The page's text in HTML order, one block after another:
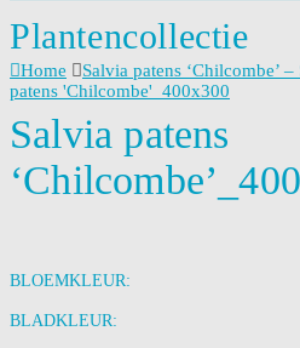
Plantencollectie
Home Salvia patens ‘Chilcombe’
patens 'Chilcombe'_400x300
Salvia patens
BLOEMKLEUR:
BLADKLEUR: